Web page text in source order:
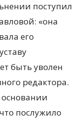
поступил
«она
его
быть уволен
редактора.
основании
послужило